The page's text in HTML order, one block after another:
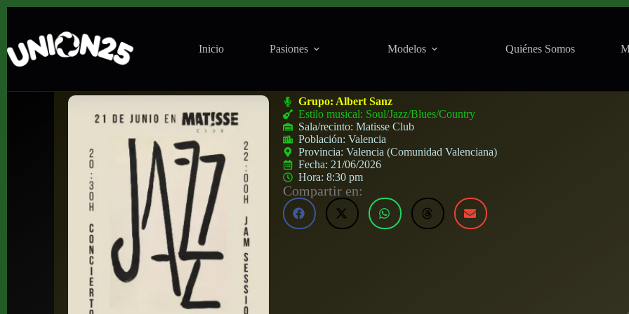
Inicio Pasiones Modelos Quiénes Somos
Grupo: Albert Sanz
Estilo musical: Soul/Jazz/Blues/Country
Sala/recinto:Matisse Club
Población:Valencia
Provincia:Valencia (Comunidad Valenciana)
Fecha: 21/06/2026
Hora:8:30 pm
Compartir en: